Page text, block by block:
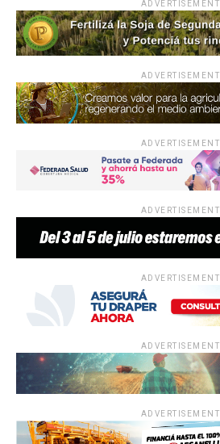
ADVERTISEMENT
ADVERTISEMENT
ADVERTISEMENT
ADVERTISEMENT
ADVERTISEMENT
ADVERTISEMENT
ADVERTISEMENT